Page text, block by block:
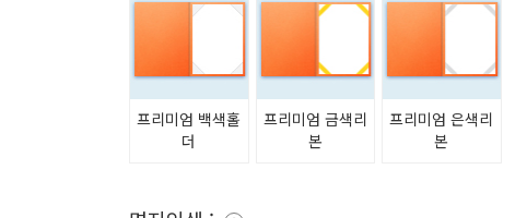
프리미엄 백색홀
더
프리미엄 금색리
본
프리미엄 은색리
본